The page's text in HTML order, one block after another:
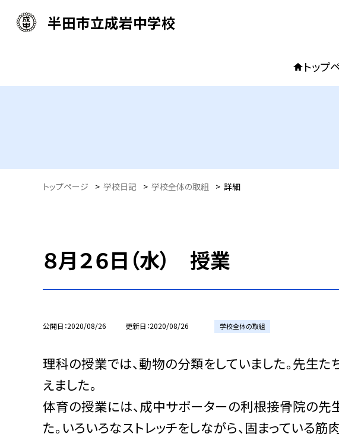
半田市立成岩中学校
トップ
トップページ > 学校日記 > 学校全体の取組 > 詳細
８月２６日（水） 授業
公開日 2020/08/26 更新日 2020/08/26 学校全体の取組
理科の授業では、動物の分類をしていました。先生た
えました。
体育の授業には、成中サポーターの利根接骨院の先
た。いろいろなストレッチをしながら、固まっている筋